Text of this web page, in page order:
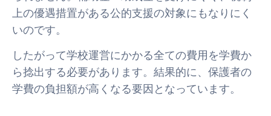
上の優遇措置がある公的支援の対象にもなりにく
いのです。
したがって学校運営にかかる全ての費用を学費か
ら捻出する必要があります。結果的に、保護者の
学費の負担額が高くなる要因となっています。